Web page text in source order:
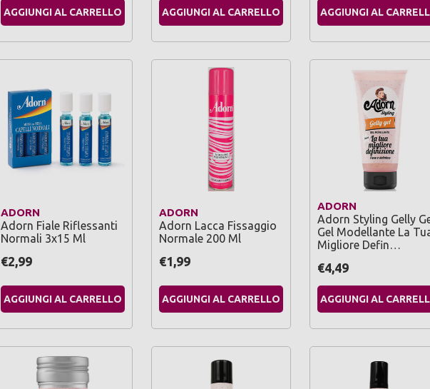
AGGIUNGI AL CARRELLO AGGIUNGI AL CARRELLO AGGIUNGI AL
ADORN
Adorn Fiale Riflessanti
Normali 3x15 Ml
€2,99
AGGIUNGI AL CARRELLO
ADORN
Adorn Lacca Fissaggio
Normale 200 Ml
€1,99
AGGIUNGI AL CARRELLO
ADORN
Adorn Styling Gelly
Gel Modellante La
Migliore Defin…
€4,49
AGGIUNGI AL